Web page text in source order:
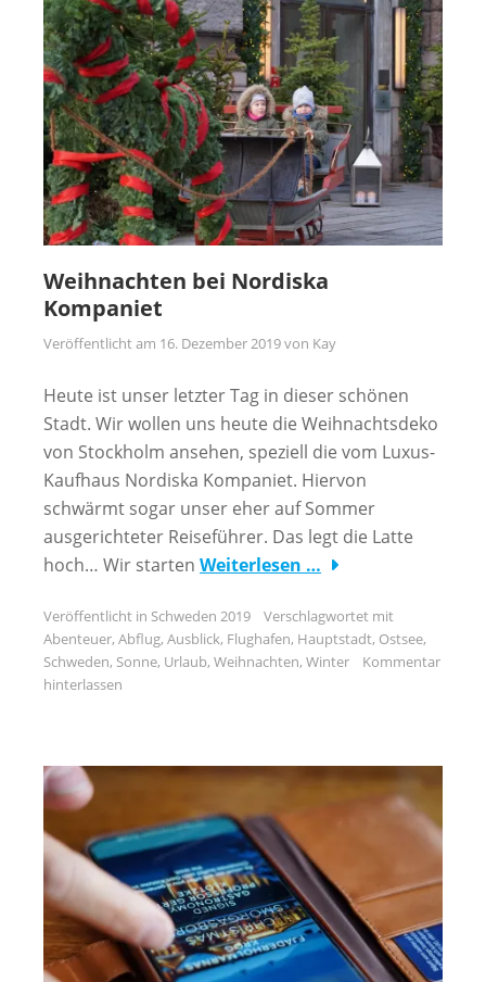
Weihnachten bei Nordiska
Kompaniet
Veröffentlicht am 16. Dezember 2019von Kay
Heute ist unser letzter Tag in dieser schönen
Stadt. Wir wollen uns heute die Weihnachtsdeko
von Stockholm ansehen, speziell die vom Luxus-
Kaufhaus Nordiska Kompaniet. Hiervon
schwärmt sogar unser eher auf Sommer
ausgerichteter Reiseführer. Das legt die Latte
hoch… Wir starten Weiterlesen …
Veröffentlicht in Schweden 2019
Verschlagwortet mit
Abenteuer, Abflug, Ausblick, Flughafen, Hauptstadt, Ostsee,
Schweden, Sonne, Urlaub, Weihnachten, Winter
Kommentar
hinterlassen